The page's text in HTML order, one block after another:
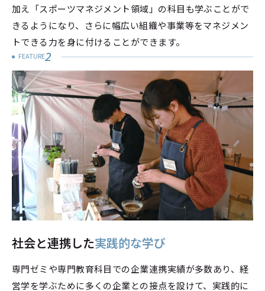
加え「スポーツマネジメント領域」の科目も学ぶことがで
きるようになり、さらに幅広い組織や事業等をマネジメン
トできる力を身に付けることができます。
FEATURE2
社会と連携した実践的な学び
専門ゼミや専門教育科目での企業連携実績が多数あり、経
営学を学ぶために多くの企業との接点を設けて、実践的に